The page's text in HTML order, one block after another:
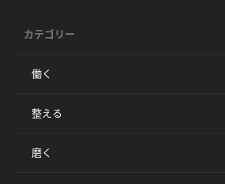
カテゴリー
働く
整える
磨く